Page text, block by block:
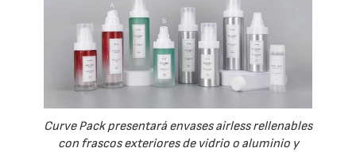
Curve Pack presentará envases airless rellenables
con frascos exteriores de vidrio o aluminio y